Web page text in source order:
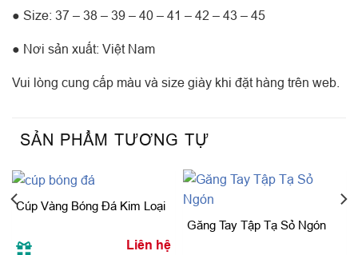
● Size: 37 – 38 – 39 – 40 – 41 – 42 – 43 – 45
● Nơi sản xuất: Việt Nam
Vui lòng cung cấp màu và size giày khi đặt hàng trên web.
SẢN PHẨM TƯƠNG TỰ
Cúp Vàng Bóng Đá Kim Loại
Liên hệ
Găng Tay Tập Tạ Sỏ Ngón